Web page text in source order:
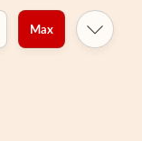
Max